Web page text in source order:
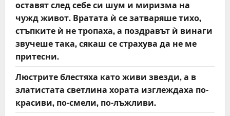
оставят след себе си шум и миризма на
чужд живот. Вратата ѝ се затваряше тихо,
стъпките ѝ не тропаха, а поздравът ѝ винаги
звучеше така, сякаш се страхува да не ме
притесни.
Люстрите блестяха като живи звезди, а в
златистата светлина хората изглеждаха по-
красиви, по-смели, по-лъжливи.